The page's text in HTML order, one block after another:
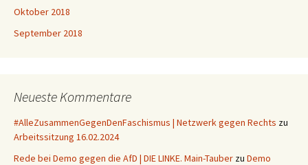
Oktober 2018
September 2018
Neueste Kommentare
#AlleZusammenGegenDenFaschismus | Netzwerk gegen Rechts zu
Arbeitssitzung 16.02.2024
Rede bei Demo gegen die AfD | DIE LINKE. Main-Tauber zu Demo